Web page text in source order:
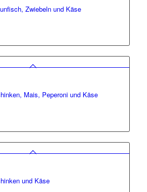
Zwiebeln und Käse
Mais, Peperoni und Käse
und Käse